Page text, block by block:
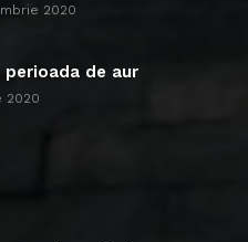
2020
de aur
2020